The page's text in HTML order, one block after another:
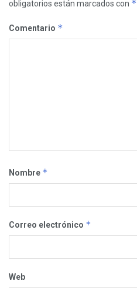
obligatorios están marcados con *
Comentario *
Nombre *
Correo electrónico *
Web